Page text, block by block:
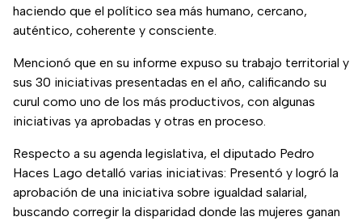
haciendo que el político sea más humano, cercano,
auténtico, coherente y consciente.
Mencionó que en su informe expuso su trabajo territorial y
sus 30 iniciativas presentadas en el año, calificando su
curul como uno de los más productivos, con algunas
iniciativas ya aprobadas y otras en proceso.
Respecto a su agenda legislativa, el diputado Pedro
Haces Lago detalló varias iniciativas: Presentó y logró la
aprobación de una iniciativa sobre igualdad salarial,
buscando corregir la disparidad donde las mujeres ganan